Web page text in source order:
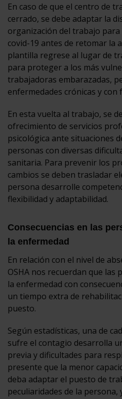
En caso de que el centro de
cerrado, se debe adaptar la
organización del trabajo
covid-19 antes de retomar la
plantilla regrese al lugar de
para proteger a los más
trabajadoras embarazadas,
enfermedades crónicas y
En esta vuelta al trabajo, se
ofrecimiento de servicios
psicológica ante situaciones
personas con diversas
sanitaria. Para prevenir los
cambios se deben trasladar
persona desarrolle
flexibilidad y adaptabilidad.
Consecuencias en las
la enfermedad
En relación con el nivel de
OSHA nos recuerdan que las
la enfermedad con
un tiempo extra de
puesto.
Según estadísticas, una de
sufre el contagio desarrolla
previa y dificultades para
presente que la menor
deba adaptar el puesto de
peculiaridades de la